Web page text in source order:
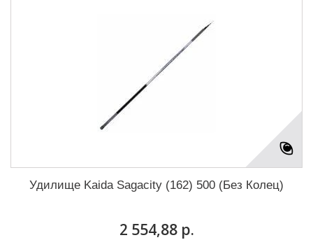
Удилище Kaida Sagacity (162) 500 (Без Колец)
2 554,88 р.